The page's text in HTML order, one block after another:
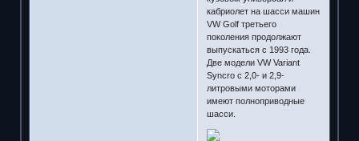
кабриолет на шасси машин
VW Golf третьего
поколения продолжают
выпускаться с 1993 года.
Две модели VW Variant
Syncro с 2,0- и 2,9-
литровыми моторами
имеют полноприводные
шасси.